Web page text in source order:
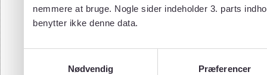
nemmere at bruge. Nogle sider indeholder 3. parts
benytter ikke denne data.
Nødvendig
Præferencer